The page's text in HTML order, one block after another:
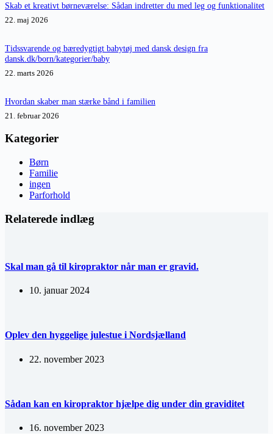
Skab et kreativt børneværelse: Sådan indretter du med leg og funktionalitet
22. maj 2026
Tidssvarende og bæredygtigt babytøj med dansk design fra
dansk.dk/born/kategorier/baby
22. marts 2026
Hvordan skaber man stærke bånd i familien
21. februar 2026
Kategorier
Børn
Familie
ingen
Parforhold
Relaterede indlæg
Skal man gå til kiropraktor når man er gravid.
10. januar 2024
Oplev den hyggelige julestue i Nordsjælland
22. november 2023
Sådan kan en kiropraktor hjælpe dig under din graviditet
16. november 2023